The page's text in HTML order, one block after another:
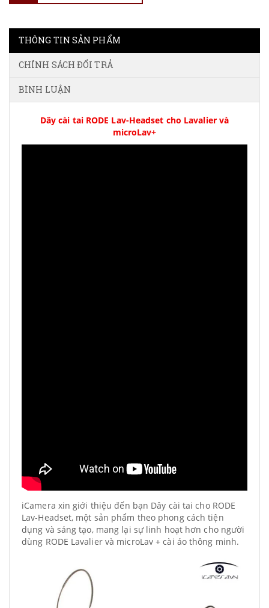
THÔNG TIN SẢN PHẨM
CHÍNH SÁCH ĐỔI TRẢ
BÌNH LUẬN
Dây cài tai RODE Lav-Headset cho Lavalier và
microLav+
iCamera xin giới thiệu đến bạn Dây cài tai cho RODE
Lav-Headset, một sản phẩm theo phong cách tiện
dụng và sáng tạo, mang lại sự linh hoạt hơn cho người
dùng RODE Lavalier và microLav + cài áo thông minh.